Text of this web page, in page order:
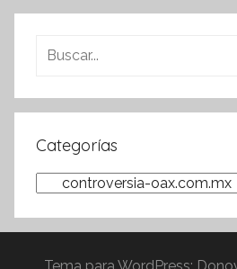
Buscar:
Categorías
Categorías